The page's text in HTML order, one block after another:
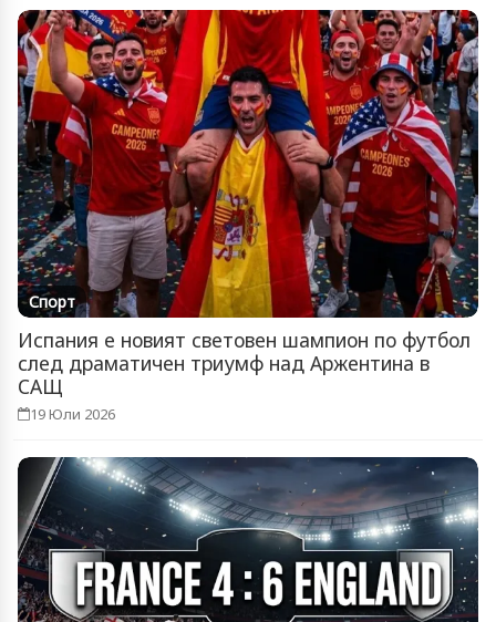
Спорт
Испания е новият световен шампион по футбол
след драматичен триумф над Аржентина в
САЩ
19 Юли 2026